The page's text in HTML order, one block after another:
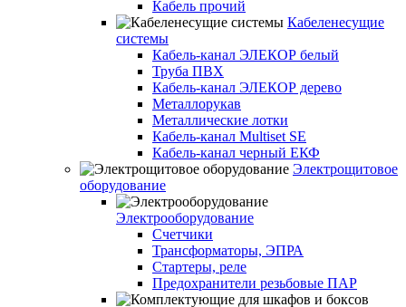
Кабель прочий
Кабеленесущие
системы
Кабель-канал ЭЛЕКОР белый
Труба ПВХ
Кабель-канал ЭЛЕКОР дерево
Металлорукав
Металлические лотки
Кабель-канал Multiset SE
Кабель-канал черный ЕКФ
Электрощитовое
оборудование
Электрооборудование
Счетчики
Трансформаторы, ЭПРА
Стартеры, реле
Предохранители резьбовые ПАР